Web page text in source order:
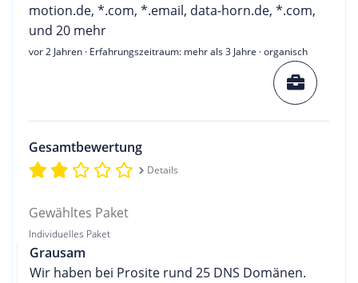
motion.de, *.com, *.email, data-horn.de, *.com,
und 20 mehr
vor 2 Jahren · Erfahrungszeitraum: mehr als 3 Jahre · organisch
Gesamtbewertung
Details
Gewähltes Paket
Individuelles Paket
Grausam
Wir haben bei Prosite rund 25 DNS Domänen.